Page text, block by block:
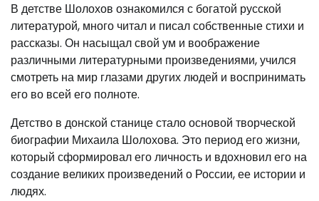
В детстве Шолохов ознакомился с богатой русской
литературой, много читал и писал собственные стихи и
рассказы. Он насыщал свой ум и воображение
различными литературными произведениями, учился
смотреть на мир глазами других людей и воспринимать
его во всей его полноте.
Детство в донской станице стало основой творческой
биографии Михаила Шолохова. Это период его жизни,
который сформировал его личность и вдохновил его на
создание великих произведений о России, ее истории и
людях.